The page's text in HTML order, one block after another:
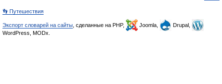
👣 Путешествия
Экспорт словарей на сайты , сделанные на PHP, Joomla,
Drupal,
WordPress, MODx.